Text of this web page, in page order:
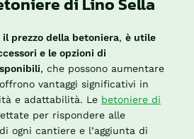
il prezzo della betoniera, è utile
e le opzioni di
, che possono aumentare
vantaggi significativi in
e adattabilità. Le betoniere di
per rispondere alle
ogni cantiere e l’aggiunta di